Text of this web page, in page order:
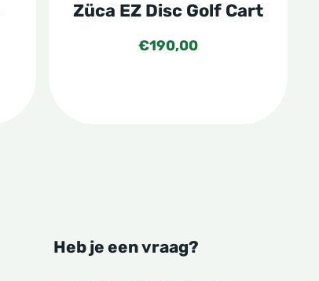
Züca EZ Disc Golf Cart
€190,00
worden
Heb je een vraag?